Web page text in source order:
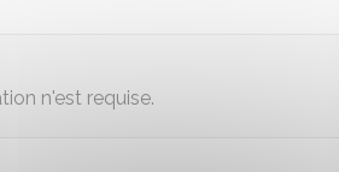
n'est requise.